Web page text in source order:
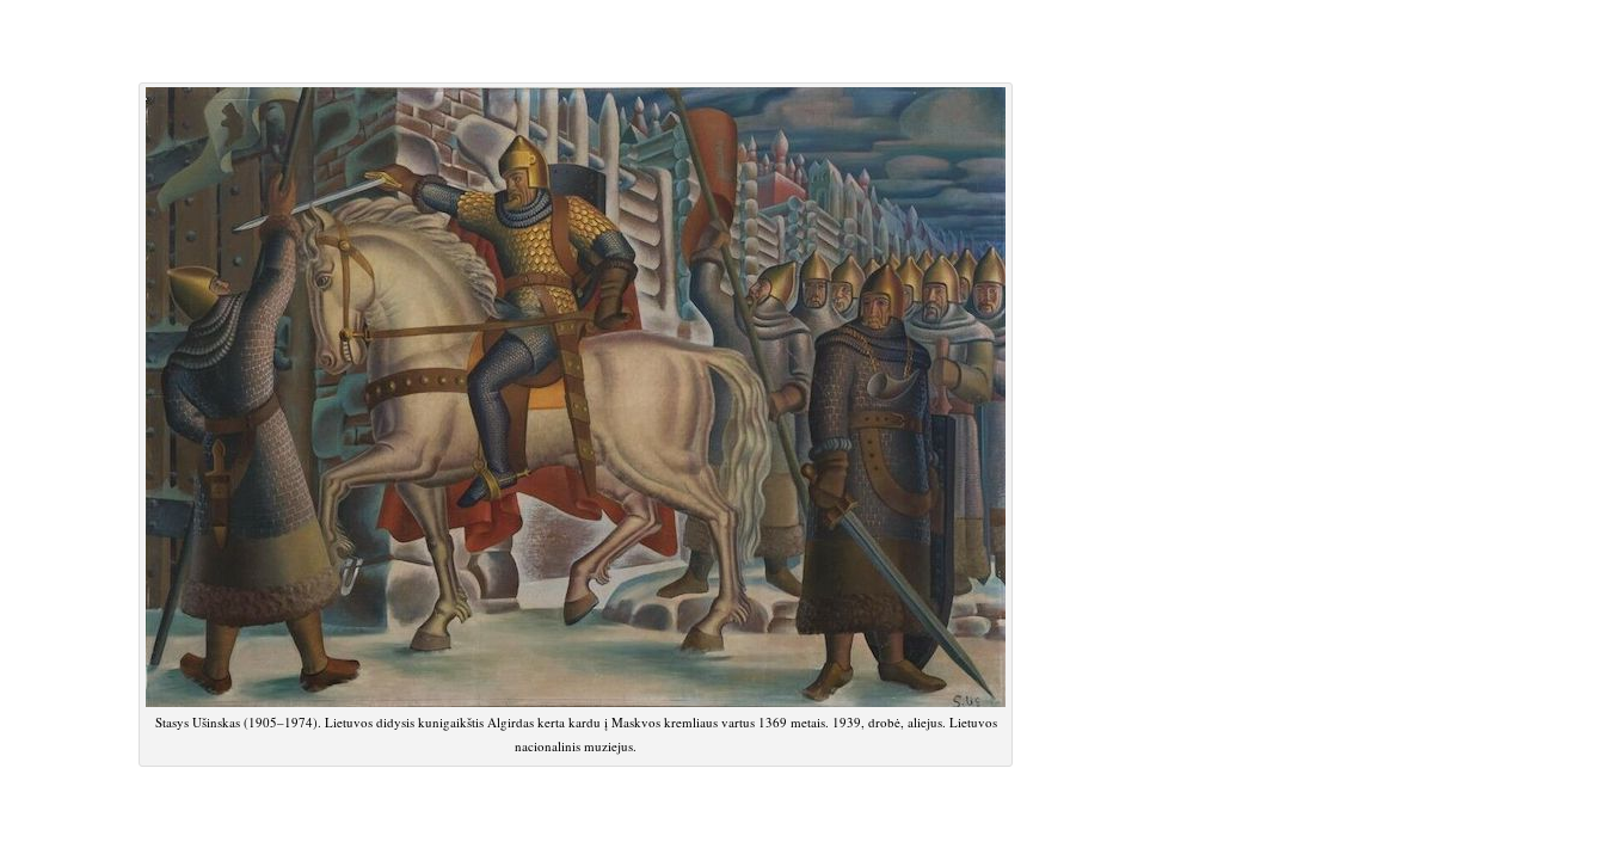
Stasys Ušinskas (1905–1974). Lietuvos didysis kunigaikštis Algirdas kerta kardu į Maskvos kremliaus vartus 1369 metais. 1939, drobė, aliejus. Lietuvos
nacionalinis muziejus.